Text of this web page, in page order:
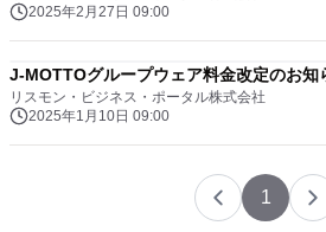
2025年2月27日 09:00
J-MOTTOグループウェア料金改定のお知
リスモン・ビジネス・ポータル株式会社
2025年1月10日 09:00
1